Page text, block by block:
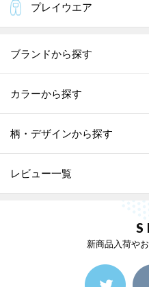
プレイウエア
ブランドから探す
カラーから探す
柄・デザインから探す
レビュー一覧
新商品入荷や